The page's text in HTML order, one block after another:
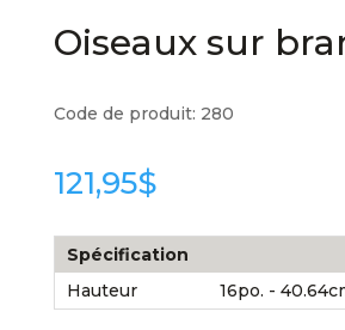
Oiseaux sur
Code de produit: 280
121,95$
Spécification
Hauteur
16po. -